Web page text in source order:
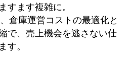
すます複雑に。
倉庫運営コストの最適化と
で、売上機会を逃さない仕
す。